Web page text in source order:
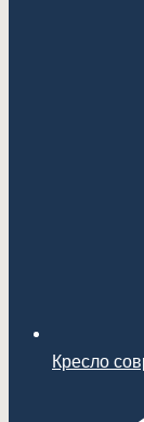
Кресло